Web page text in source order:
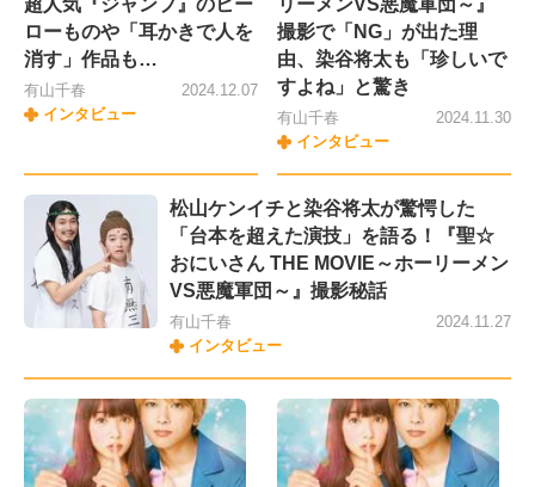
超人気『ジャンプ』のヒー
ローものや「耳かきで人を
消す」作品も…
有山千春
インタビュー
2024.12.07
リーメンVS悪魔軍団～』
撮影で「NG」が出た理
由、染谷将太も「珍しいで
すよね」と驚き
有山千春
インタビュー
2024.11.30
松山ケンイチと染谷将太が驚愕した
「台本を超えた演技」を語る！『聖☆
おにいさん THE MOVIE～ホーリーメン
VS悪魔軍団～』撮影秘話
有山千春
インタビュー
2024.11.27